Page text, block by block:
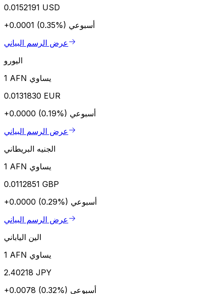
0.0152191 USD
+0.0001 (0.35%) أسبوعي
عرض الرسم البياني
اليورو
1 AFN يساوي
0.0131830 EUR
+0.0000 (0.19%) أسبوعي
عرض الرسم البياني
الجنيه البريطاني
1 AFN يساوي
0.0112851 GBP
+0.0000 (0.29%) أسبوعي
عرض الرسم البياني
الين الياباني
1 AFN يساوي
2.40218 JPY
+0.0078 (0.32%) أسبوعي